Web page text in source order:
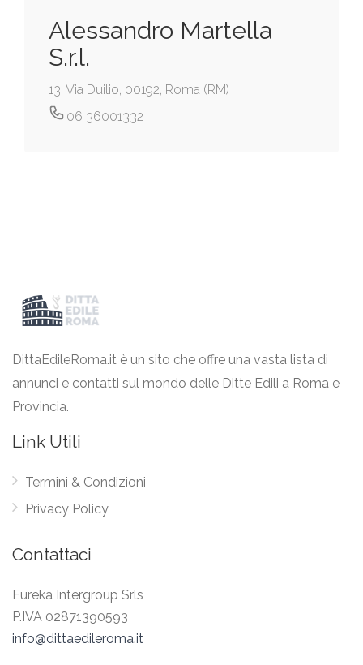
Alessandro Martella
S.r.l.
13, Via Duilio, 00192, Roma (RM)
06 36001332
DittaEdileRoma.it è un sito che offre una vasta lista di
annunci e contatti sul mondo delle Ditte Edili a Roma e
Provincia.
Link Utili
Termini & Condizioni
Privacy Policy
Contattaci
Eureka Intergroup Srls
P.IVA 02871390593
info@dittaedileroma.it